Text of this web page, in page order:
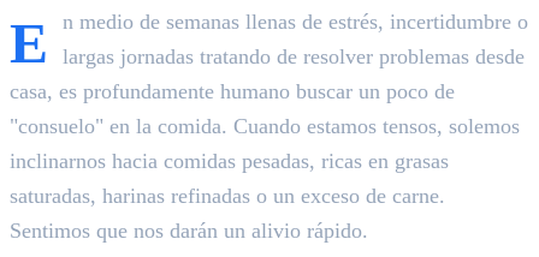
En medio de semanas llenas de estrés, incertidumbre o
largas jornadas tratando de resolver problemas desde
casa, es profundamente humano buscar un poco de
"consuelo" en la comida. Cuando estamos tensos, solemos
inclinarnos hacia comidas pesadas, ricas en grasas
saturadas, harinas refinadas o un exceso de carne.
Sentimos que nos darán un alivio rápido.